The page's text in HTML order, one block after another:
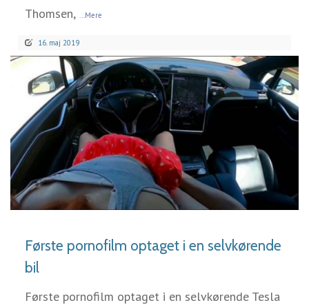
Thomsen, ...Mere
16. maj 2019
LÆS MERE
Første pornofilm optaget i en selvkørende
bil
Første pornofilm optaget i en selvkørende Tesla